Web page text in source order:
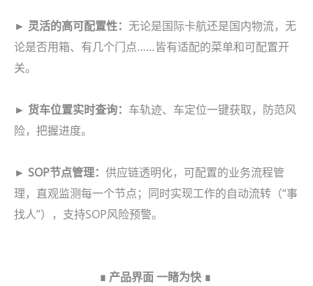
► 灵活的高可配置性： 无论是国际卡航还是国内物流，无
论是否用箱、有几个门点……皆有适配的菜单和可配置开
关。
► 货车位置实时查询： 车轨迹、车定位一键获取，防范风
险，把握进度。
► SOP节点管理： 供应链透明化，可配置的业务流程管
理，直观监测每一个节点；同时实现工作的自动流转（“事
找人”），支持SOP风险预警。
∎ 产品界面 一睹为快 ∎